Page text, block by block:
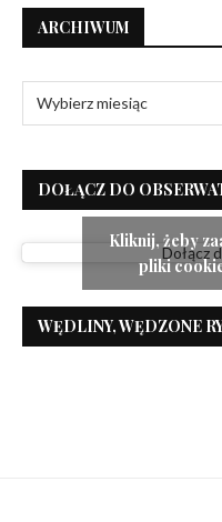
ARCHIWUM
DOŁĄCZ DO
Dołącz
Kliknij, żeby
pliki
WĘDLINY, WĘDZONE